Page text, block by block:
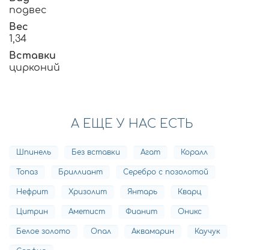
подвес
Вес
1,34
Вставки
цирконий
А ЕЩЕ У НАС ЕСТЬ
Шпинель Без вставки Агат Коралл
Топаз Бриллиант Серебро с позолотой
Нефрит Хризолит Янтарь Кварц
Цитрин Аметист Фианит Оникс
Белое золото Опал Аквамарин Каучук